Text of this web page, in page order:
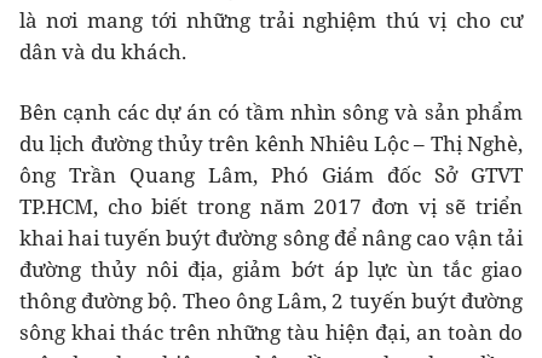
là nơi mang tới những trải nghiệm thú vị cho cư
dân và du khách.
Bên cạnh các dự án có tầm nhìn sông và sản phẩm
du lịch đường thủy trên kênh Nhiêu Lộc – Thị Nghè,
ông Trần Quang Lâm, Phó Giám đốc Sở GTVT
TP.HCM, cho biết trong năm 2017 đơn vị sẽ triển
khai hai tuyến buýt đường sông để nâng cao vận tải
đường thủy nôi địa, giảm bớt áp lực ùn tắc giao
thông đường bộ. Theo ông Lâm, 2 tuyến buýt đường
sông khai thác trên những tàu hiện đại, an toàn do